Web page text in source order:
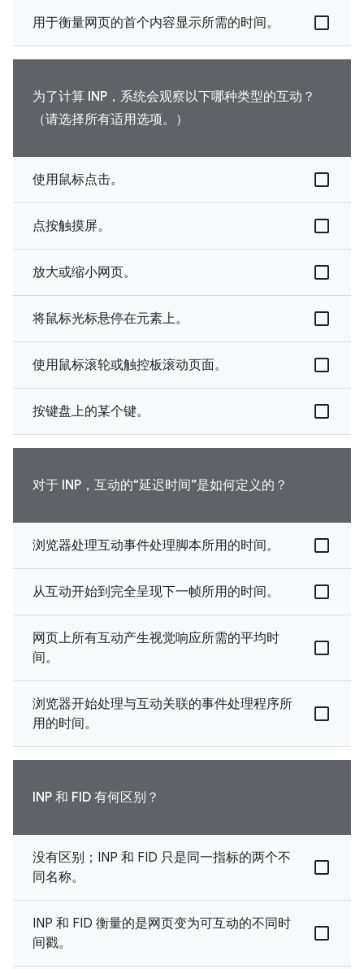
用于衡量网页的首个内容显示所需的时间。
为了计算 INP，系统会观察以下哪种类型的互动？
（请选择所有适用选项。）
使用鼠标点击。
点按触摸屏。
放大或缩小网页。
将鼠标光标悬停在元素上。
使用鼠标滚轮或触控板滚动页面。
按键盘上的某个键。
对于 INP，互动的“延迟时间”是如何定义的？
浏览器处理互动事件处理脚本所用的时间。
从互动开始到完全呈现下一帧所用的时间。
网页上所有互动产生视觉响应所需的平均时
间。
浏览器开始处理与互动关联的事件处理程序所
用的时间。
INP 和 FID 有何区别？
没有区别；INP 和 FID 只是同一指标的两个不
同名称。
INP 和 FID 衡量的是网页变为可互动的不同时
间戳。